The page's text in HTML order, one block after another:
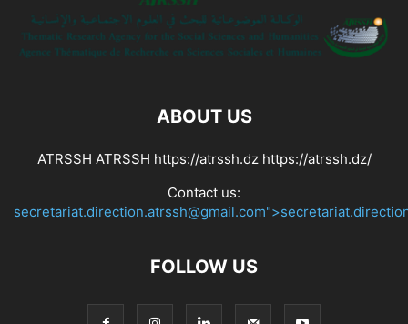
ABOUT US
ATRSSH ATRSSH https://atrssh.dz https://atrssh.dz/
Contact us:
FOLLOW US